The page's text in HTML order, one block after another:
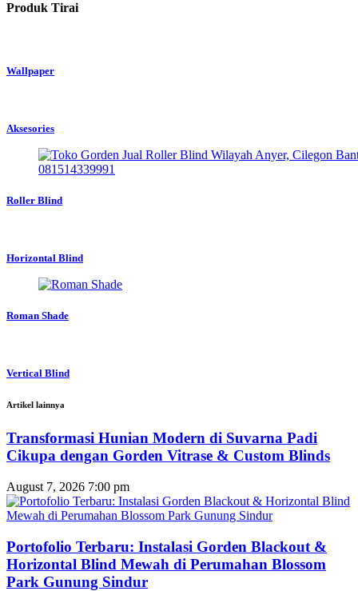
Produk Tirai
Wallpaper
Aksesories
Roller Blind
Horizontal Blind
Roman Shade
Vertical Blind
Artikel lainnya
Transformasi Hunian Modern di Suvarna Padi
Cikupa dengan Gorden Vitrase & Custom Blinds
August 7, 2026 7:00 pm
Portofolio Terbaru: Instalasi Gorden Blackout &
Horizontal Blind Mewah di Perumahan Blossom
Park Gunung Sindur